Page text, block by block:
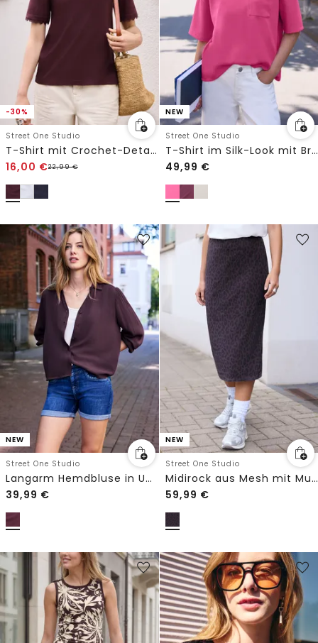
-30%
Street One Studio
T-Shirt mit Crochet-Details an den Ärmeln
16,00 €22,99€
NEW
Street One Studio
T-Shirt im Silk-Look mit Brusttasche
49,99 €
NEW
Street One Studio
Langarm Hemdbluse in Unifarbe
39,99 €
NEW
Street One Studio
Midirock aus Mesh mit Muster
59,99 €